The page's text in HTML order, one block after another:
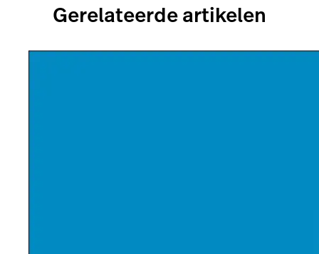
Gerelateerde artikelen